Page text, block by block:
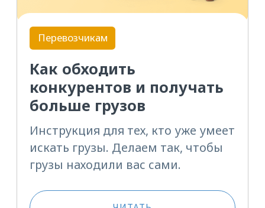
интересы. Поможет вам
с досудебным урегулированием
конфликтов через Претензию-
СМОТРЕТЬ ВСЕ